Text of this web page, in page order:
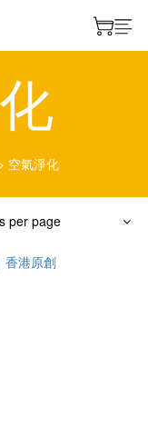
空氣淨化
per page